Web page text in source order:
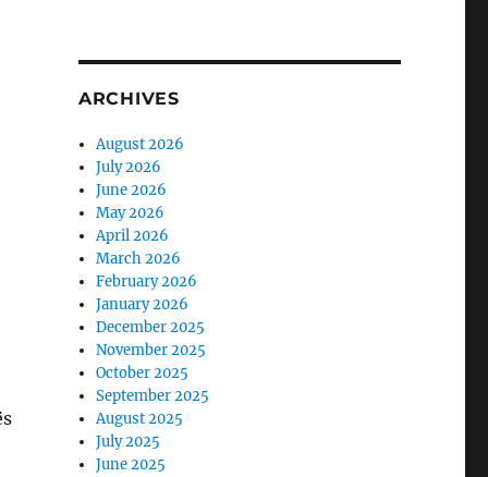
ARCHIVES
August 2026
July 2026
June 2026
May 2026
April 2026
March 2026
February 2026
January 2026
December 2025
November 2025
October 2025
September 2025
August 2025
July 2025
June 2025